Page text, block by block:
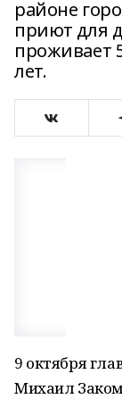
районе
приют для
проживает
лет.
9 октября
Михаил